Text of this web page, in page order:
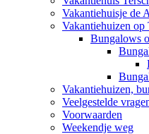
Vakantiehuisje de
Vakantiehuizen op
Bungalows
Vakantiehuizen,
Veelgestelde
Voorwaarden
Weekendje weg